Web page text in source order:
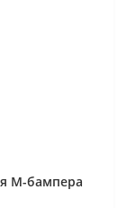
M-бампера